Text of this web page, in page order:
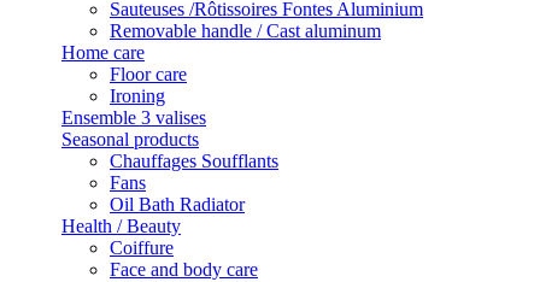
Sauteuses /Rôtissoires Fontes Aluminium
Removable handle / Cast aluminum
Home care
Floor care
Ironing
Ensemble 3 valises
Seasonal products
Chauffages Soufflants
Fans
Oil Bath Radiator
Health / Beauty
Coiffure
Face and body care